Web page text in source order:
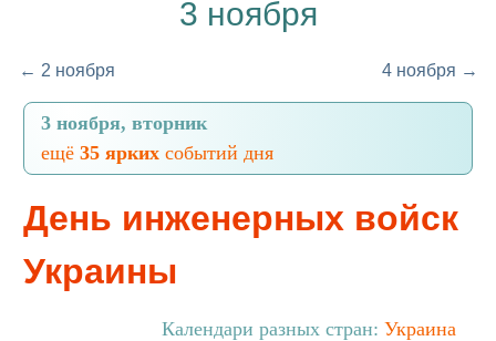
3 ноября
← 2 ноября 4 ноября →
3 ноября, вторник
ещё 35 ярких событий дня
День инженерных войск
Украины
Календари разных стран: Украина